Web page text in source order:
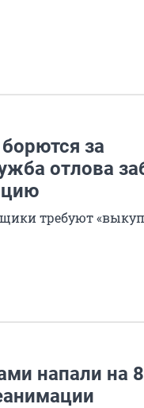
за
отлова
требуют
напали на